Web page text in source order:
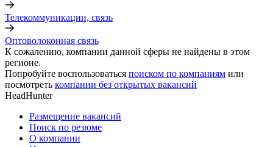
Телекоммуникации, связь
Оптоволоконная связь
К сожалению, компании данной сферы не найдены в этом
регионе.
Попробуйте воспользоваться поиском по компаниям или
посмотреть компании без открытых вакансий
HeadHunter
Размещение вакансий
Поиск по резюме
О компании